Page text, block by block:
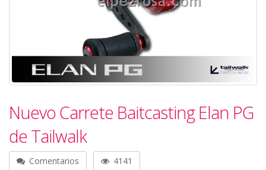
Nuevo Carrete Baitcasting Elan PG
de Tailwalk
Comentarios 4141